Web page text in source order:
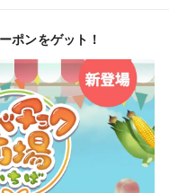
ポンをゲット！